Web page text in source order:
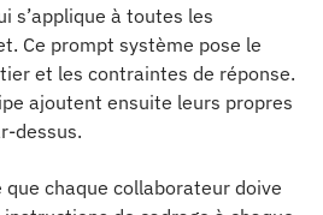
s’applique à toutes les
Ce prompt système pose le
et les contraintes de réponse.
ajoutent ensuite leurs propres
dessus.
chaque collaborateur doive